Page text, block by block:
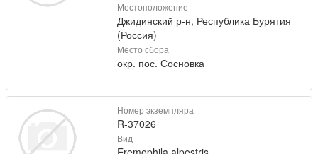
Местоположение
Джидинский р-н, Республика Бурятия
(Россия)
Место сбора
окр. пос. Сосновка
Номер экземпляра
R-37026
Вид